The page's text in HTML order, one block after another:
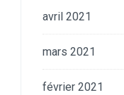
avril 2021
mars 2021
février 2021